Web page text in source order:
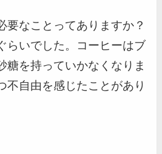
要なことってありますか？
らいでした。コーヒーはブ
糖を持っていかなくなりま
不自由を感じたことがあり